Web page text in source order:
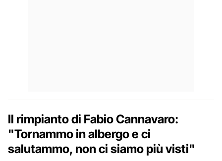
Il rimpianto di Fabio Cannavaro:
"Tornammo in albergo e ci
salutammo, non ci siamo più visti"